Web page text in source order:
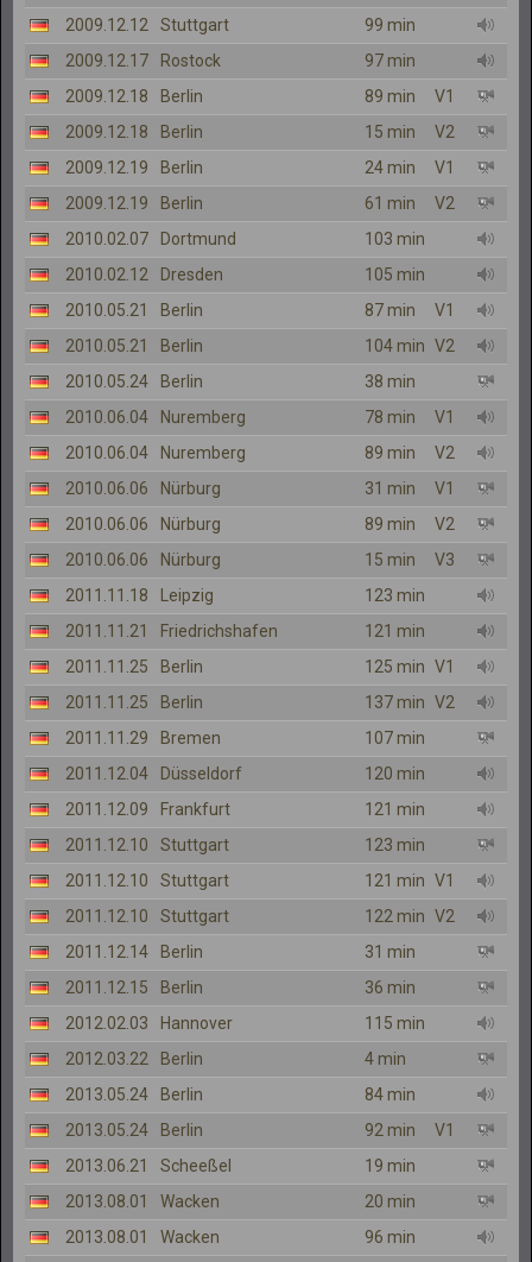
2009.12.12
Stuttgart
99 min
2009.12.17
Rostock
97 min
2009.12.18
Berlin 89 min
V1
2009.12.18
Berlin 15 min
V2
2009.12.19
Berlin 24 min
V1
2009.12.19
Berlin 61 min
V2
2010.02.07
Dortmund
103 min
2010.02.12
Dresden
105 min
2010.05.21
Berlin 87 min
V1
2010.05.21
Berlin 104 min V2
2010.05.24
Berlin
38 min
2010.06.04
Nuremberg 78 min
V1
2010.06.04
Nuremberg 89 min
V2
2010.06.06
Nürburg 31 min
V1
2010.06.06
Nürburg 89 min
V2
2010.06.06
Nürburg 15 min
V3
2011.11.18
Leipzig
123 min
2011.11.21
Friedrichshafen
121 min
2011.11.25
Berlin 125 min V1
2011.11.25
Berlin 137 min V2
2011.11.29
Bremen
107 min
2011.12.04
Düsseldorf
120 min
2011.12.09
Frankfurt
121 min
2011.12.10
Stuttgart
123 min
2011.12.10
Stuttgart 121 min V1
2011.12.10
Stuttgart 122 min V2
2011.12.14
Berlin
31 min
2011.12.15
Berlin
36 min
2012.02.03
Hannover
115 min
2012.03.22
Berlin
4 min
2013.05.24
Berlin
84 min
2013.05.24
Berlin 92 min
V1
2013.06.21
Scheeßel
19 min
2013.08.01
Wacken
20 min
2013.08.01
Wacken
96 min